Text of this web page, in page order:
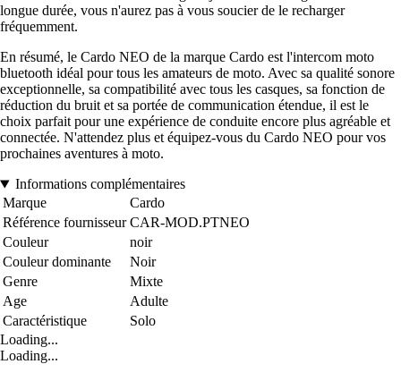
longue durée, vous n'aurez pas à vous soucier de le recharger
fréquemment.
En résumé, le Cardo NEO de la marque Cardo est l'intercom moto
bluetooth idéal pour tous les amateurs de moto. Avec sa qualité sonore
exceptionnelle, sa compatibilité avec tous les casques, sa fonction de
réduction du bruit et sa portée de communication étendue, il est le
choix parfait pour une expérience de conduite encore plus agréable et
connectée. N'attendez plus et équipez-vous du Cardo NEO pour vos
prochaines aventures à moto.
Informations complémentaires
Marque
Cardo
Référence fournisseur CAR-MOD.PTNEO
Couleur
noir
Couleur dominante
Noir
Genre
Mixte
Age
Adulte
Caractéristique
Solo
Loading...
Loading...